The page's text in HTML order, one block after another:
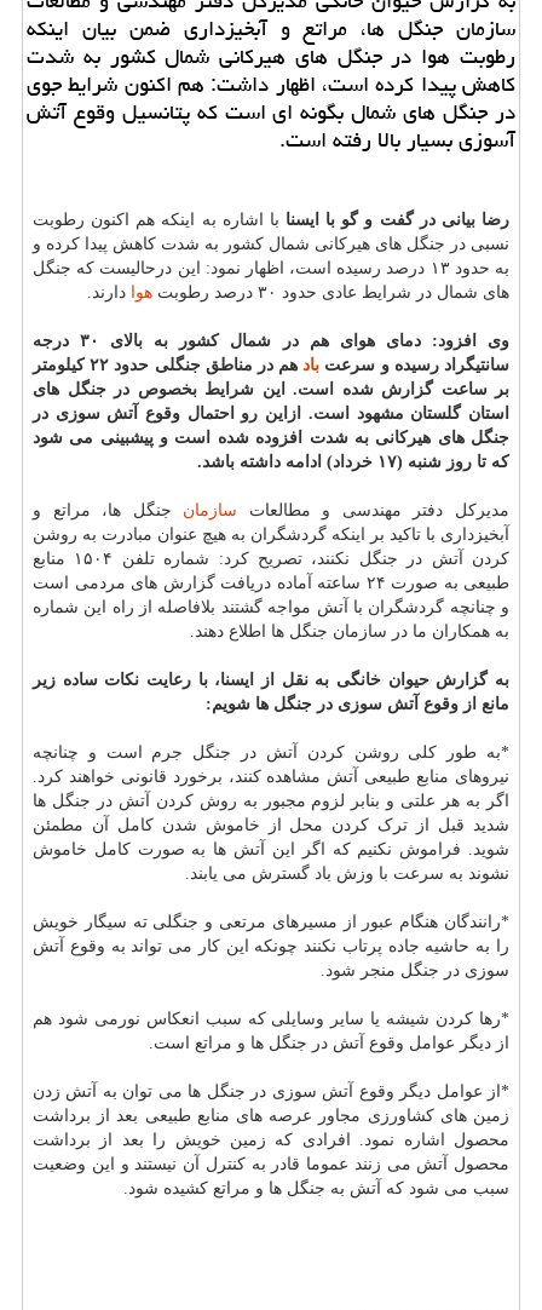
سازمان جنگل ها، مراتع و آبخیزداری ضمن بیان اینكه
رطوبت هوا در جنگل های هیركانی شمال كشور به شدت
كاهش پیدا كرده است، اظهار داشت: هم اكنون شرایط جوی
در جنگل های شمال بگونه ای است كه پتانسیل وقوع آتش
آسوزی بسیار بالا رفته است.
رضا بیانی در گفت و گو با ایسنا با اشاره به اینکه هم اکنون رطوبت
نسبی در جنگل های هیرکانی شمال کشور به شدت کاهش پیدا کرده و
به حدود ۱۳ درصد رسیده است، اظهار نمود: این درحالیست که جنگل
های شمال در شرایط عادی حدود ۳۰ درصد رطوبت
هوا دارند.
وی افزود: دمای هوای هم در شمال کشور به بالای ۳۰ درجه
سانتیگراد رسیده و سرعت باد
هم در مناطق جنگلی حدود ۲۲ کیلومتر
بر ساعت گزارش شده است. این شرایط بخصوص در جنگل های
استان گلستان مشهود است. ازاین رو احتمال وقوع آتش سوزی در
جنگل های هیرکانی به شدت افزوده شده است و پیشبینی می شود
که تا روز شنبه (۱۷ خرداد) ادامه داشته باشد.
مدیرکل دفتر مهندسی و مطالعات سازمان جنگل ها، مراتع و
آبخیزداری با تاکید بر اینکه گردشگران به هیچ عنوان مبادرت به روشن
کردن آتش در جنگل نکنند، تصریح کرد: شماره تلفن ۱۵۰۴ منابع
طبیعی به صورت ۲۴ ساعته آماده دریافت گزارش های مردمی است
و چنانچه گردشگران با آتش مواجه گشتند بلافاصله از راه این شماره
به همکاران ما در سازمان جنگل ها اطلاع دهند.
به گزارش حیوان خانگی به نقل از ایسنا، با رعایت نکات ساده زیر
مانع از وقوع آتش سوزی در جنگل ها شویم:
*به طور کلی روشن کردن آتش در جنگل جرم است و چنانچه
نیروهای منابع طبیعی آتش مشاهده کنند، برخورد قانونی خواهند کرد.
اگر به هر علتی و بنابر لزوم مجبور به روش کردن آتش در جنگل ها
شدید قبل از ترک کردن محل از خاموش شدن کامل آن مطمئن
شوید. فراموش نکنیم که اگر این آتش ها به صورت کامل خاموش
نشوند به سرعت با وزش باد گسترش می یابند.
*رانندگان هنگام عبور از مسیرهای مرتعی و جنگلی ته سیگار خویش
را به حاشیه جاده پرتاب نکنند چونکه این کار می تواند به وقوع آتش
سوزی در جنگل منجر شود.
*رها کردن شیشه یا سایر وسایلی که سبب انعکاس نورمی شود هم
از دیگر عوامل وقوع آتش در جنگل ها و مراتع است.
*از عوامل دیگر وقوع آتش سوزی در جنگل ها می توان به آتش زدن
زمین های کشاورزی مجاور عرصه های منابع طبیعی بعد از برداشت
محصول اشاره نمود. افرادی که زمین خویش را بعد از برداشت
محصول آتش می زنند عموما قادر به کنترل آن نیستند و این وضعیت
سبب می شود که آتش به جنگل ها و مراتع کشیده شود.